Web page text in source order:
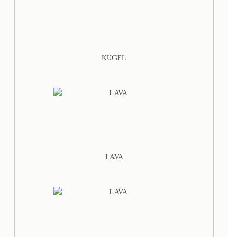
KUGEL
LAVA